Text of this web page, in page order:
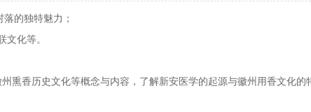
的独特魅力；
文化等。
熏香历史文化等概念与内容，了解新安医学的起源与徽州用香文化的